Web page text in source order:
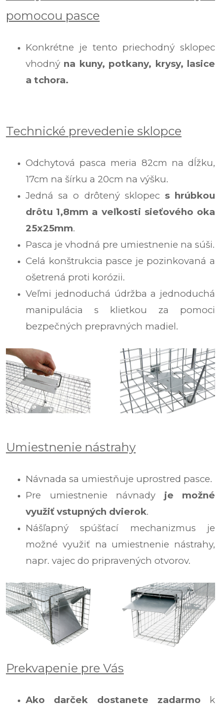
pomocou pasce
Konkrétne je tento priechodný sklopec
vhodný na kuny, potkany, krysy, lasice
a tchora.
Technické prevedenie sklopce
Odchytová pasca meria 82cm na dĺžku,
17cm na šírku a 20cm na výšku.
Jedná sa o drôtený sklopec s hrúbkou
drôtu 1,8mm a veľkosti sieťového oka
25x25mm.
Pasca je vhodná pre umiestnenie na súši.
Celá konštrukcia pasce je pozinkovaná a
ošetrená proti korózii.
Veľmi jednoduchá údržba a jednoduchá
manipulácia s klietkou za pomoci
bezpečných prepravných madiel.
Umiestnenie nástrahy
Návnada sa umiestňuje uprostred pasce.
Pre umiestnenie návnady je možné
využiť vstupných dvierok.
Nášľapný spúšťací mechanizmus je
možné využiť na umiestnenie nástrahy,
napr. vajec do pripravených otvorov.
Prekvapenie pre Vás
Ako darček dostanete zadarmo k